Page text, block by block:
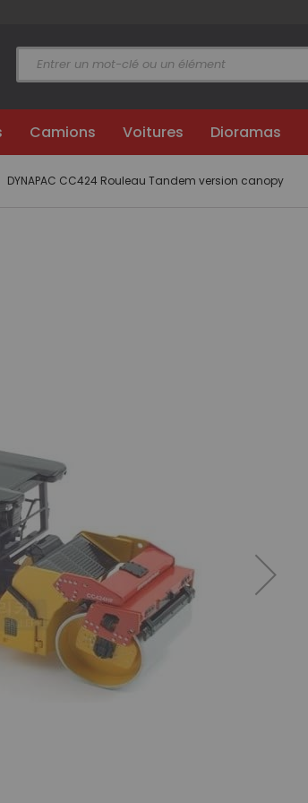
Camions Voitures Dioramas
DYNAPAC CC424 Rouleau Tandem version canopy